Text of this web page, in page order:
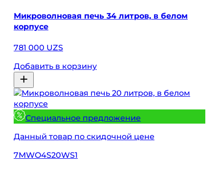
Микроволновая печь 34 литров, в белом
корпусе
781 000 UZS
Добавить в корзину
Специальное предложение
Данный товар по скидочной цене
7MWO4S20WS1